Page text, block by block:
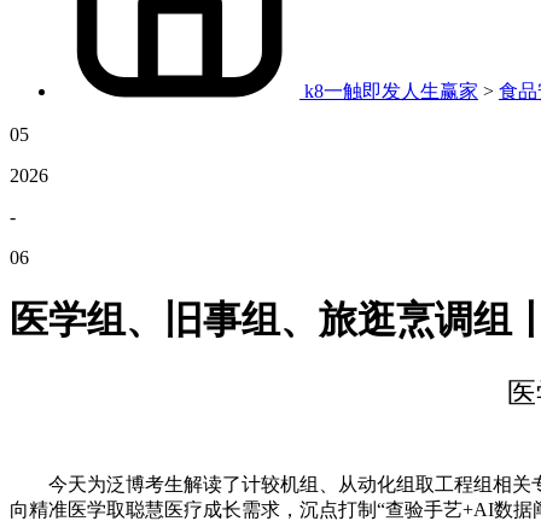
k8一触即发人生赢家 > 食
05
2026
-
06
医学组、旧事组、旅逛烹调组
今天为泛博考生解读了计较机组、从动化组取工程组相关
向精准医学取聪慧医疗成长需求，沉点打制“查验手艺+AI数